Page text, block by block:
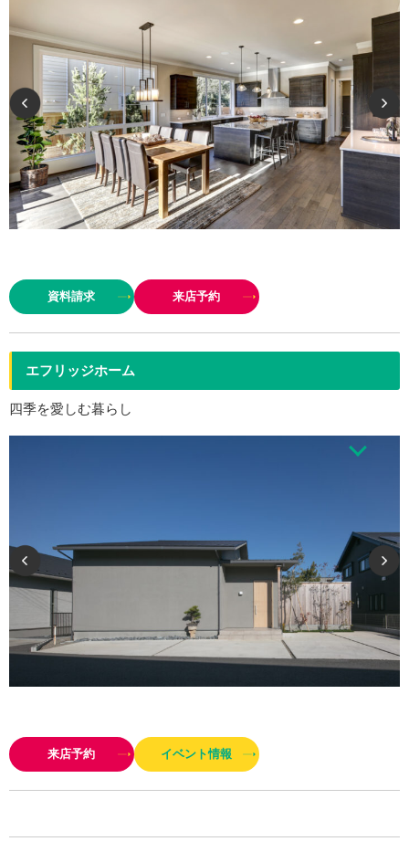
心です。デザインも費用も開示します。ハウスメーカーのように営業マンも
展示場も、ましてや高額な販促チラシも撒きません。だからこそお客様…
資料請求 来店予約
エフリッジホーム
四季を愛しむ暮らし
然の感触があり、自然が香ります。 私たちの願いは、そんな住まいをつくり
続けることです。
来店予約 イベント情報